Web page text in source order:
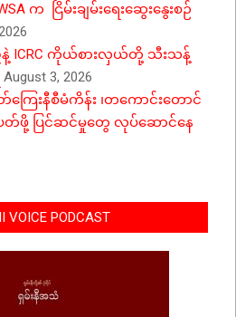
က ငြိမ်းချမ်းရေးဆွေးနွေးစဉ်
နဲ့ ICRC ကိုယ်စားလှယ်တို့ သီးသန့်
August 3, 2026
ြေးနီစီမံကိန်း ၊တကောင်းတောင်
ဖို့ ပြင်ဆင်မှုတွေ လုပ်ဆောင်နေ
VOICE PODCAST